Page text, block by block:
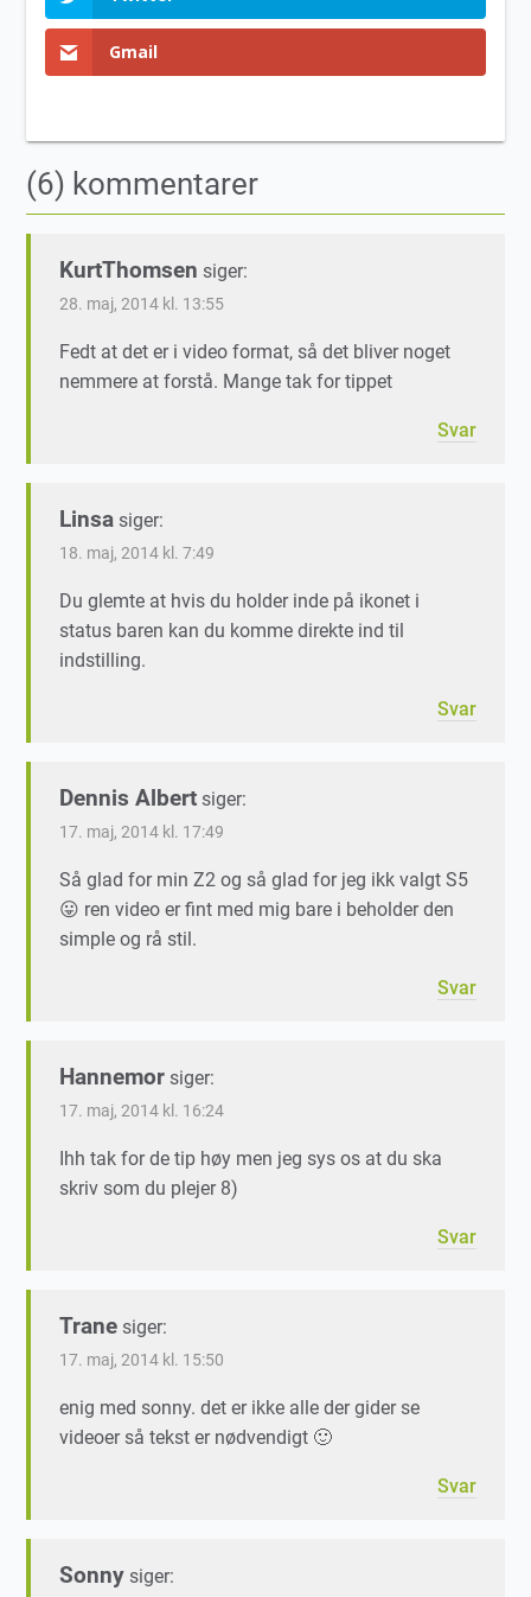
Gmail
(6) kommentarer
KurtThomsen siger:
28. maj, 2014 kl. 13:55
Fedt at det er i video format, så det bliver noget
nemmere at forstå. Mange tak for tippet
Svar
Linsa siger:
18. maj, 2014 kl. 7:49
Du glemte at hvis du holder inde på ikonet i
status baren kan du komme direkte ind til
indstilling.
Svar
Dennis Albert siger:
17. maj, 2014 kl. 17:49
Så glad for min Z2 og så glad for jeg ikk valgt S5
😛 ren video er fint med mig bare i beholder den
simple og rå stil.
Svar
Hannemor siger:
17. maj, 2014 kl. 16:24
Ihh tak for de tip høy men jeg sys os at du ska
skriv som du plejer 8)
Svar
Trane siger:
17. maj, 2014 kl. 15:50
enig med sonny. det er ikke alle der gider se
videoer så tekst er nødvendigt 🙂
Svar
Sonny siger: